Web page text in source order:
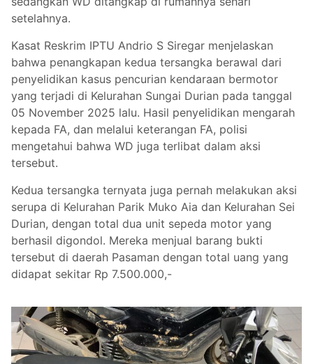
setelahnya.
Kasat Reskrim IPTU Andrio S Siregar menjelaskan
bahwa penangkapan kedua tersangka berawal dari
penyelidikan kasus pencurian kendaraan bermotor
yang terjadi di Kelurahan Sungai Durian pada tanggal
05 November 2025 lalu. Hasil penyelidikan mengarah
kepada FA, dan melalui keterangan FA, polisi
mengetahui bahwa WD juga terlibat dalam aksi
tersebut.
Kedua tersangka ternyata juga pernah melakukan aksi
serupa di Kelurahan Parik Muko Aia dan Kelurahan Sei
Durian, dengan total dua unit sepeda motor yang
berhasil digondol. Mereka menjual barang bukti
tersebut di daerah Pasaman dengan total uang yang
didapat sekitar Rp 7.500.000,-